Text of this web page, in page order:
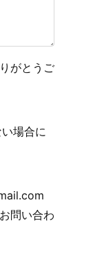
がとうご
場合に
問い合わ